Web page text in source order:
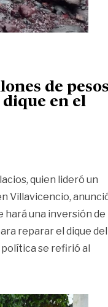
de
en el
quien lideró un
Villavicencio,
hará una inversión de
reparar el dique del
política se refirió al